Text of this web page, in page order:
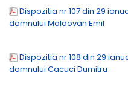
Dispozitia nr.107 din 29
domnului Moldovan Emil
Dispozitia nr.108 din 29
domnului Cacuci Dumitru